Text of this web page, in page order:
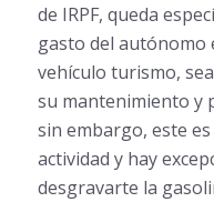
de IRPF, queda
gasto del autónomo
vehículo turismo,
su mantenimiento y
sin embargo, este
actividad y hay
desgravarte la